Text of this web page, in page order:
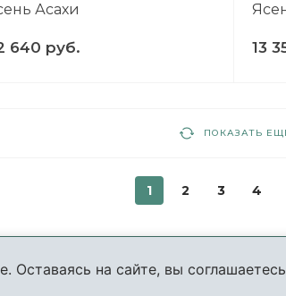
Асахи
640 руб. 13
ПОКАЗАТЬ
1 2 3 4
на сайте, вы